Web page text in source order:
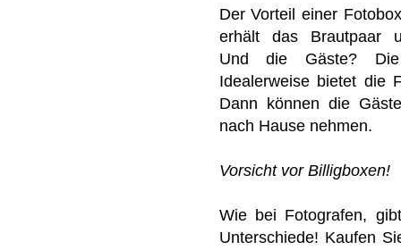
Der Vorteil einer
erhält das Brautpaar
Und die Gäste?
Idealerweise bietet die
Dann können die
nach Hause nehmen.
Vorsicht vor Billigboxen!
Wie bei Fotografen,
Unterschiede! Kaufen